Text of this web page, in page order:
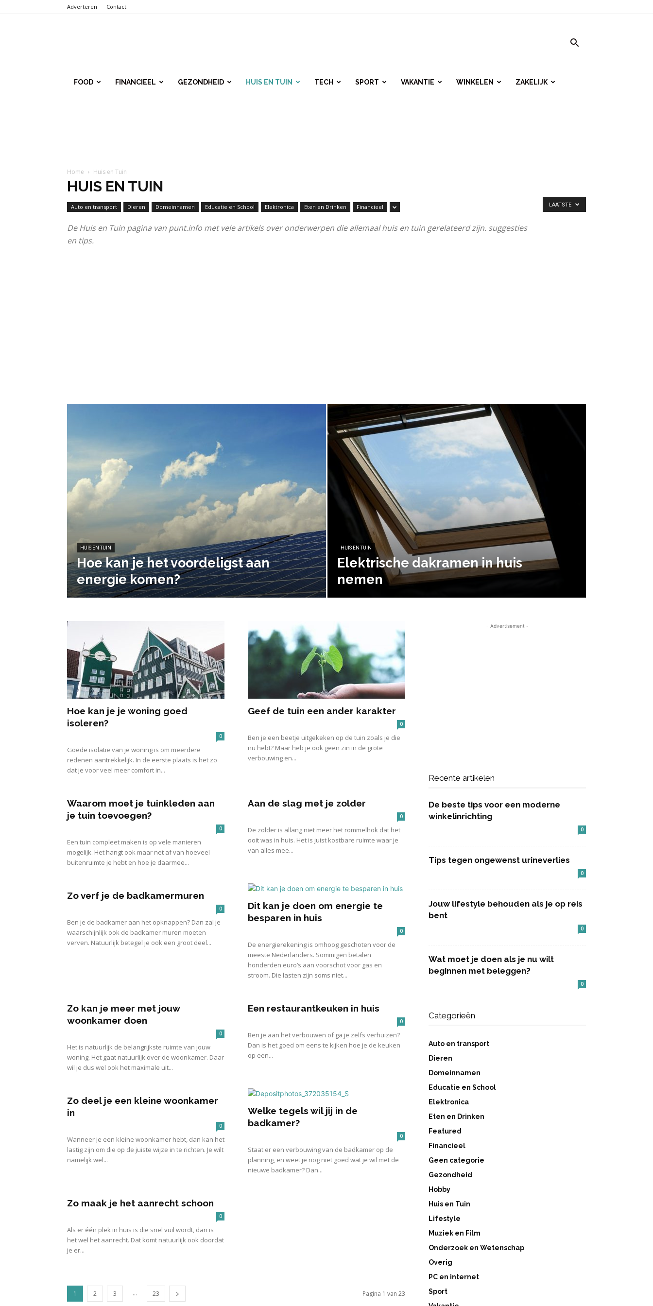
Adverteren Contact
FOOD FINANCIEEL GEZONDHEID HUIS EN TUIN TECH SPORT VAKANTIE WINKELEN ZAKELIJK
Home Huis en Tuin
HUIS EN TUIN
Auto en transport Dieren Domeinnamen Educatie en School Elektronica Eten en Drinken Financieel
De Huis en Tuin pagina van punt.info met vele artikels over onderwerpen die allemaal huis en tuin gerelateerd zijn. suggesties
en tips.
LAATSTE
HUIS EN TUIN
Hoe kan je het voordeligst aan
energie komen?
HUIS EN TUIN
Elektrische dakramen in huis
nemen
Hoe kan je je woning goed
isoleren?
0
Goede isolatie van je woning is om meerdere
redenen aantrekkelijk. In de eerste plaats is het zo
dat je voor veel meer comfort in...
Geef de tuin een ander karakter
0
Ben je een beetje uitgekeken op de tuin zoals je die
nu hebt? Maar heb je ook geen zin in de grote
verbouwing en...
Waarom moet je tuinkleden aan
je tuin toevoegen?
0
Een tuin compleet maken is op vele manieren
mogelijk. Het hangt ook maar net af van hoeveel
buitenruimte je hebt en hoe je daarmee...
Aan de slag met je zolder
0
De zolder is allang niet meer het rommelhok dat het
ooit was in huis. Het is juist kostbare ruimte waar je
van alles mee...
Zo verf je de badkamermuren
0
Ben je de badkamer aan het opknappen? Dan zal je
waarschijnlijk ook de badkamer muren moeten
verven. Natuurlijk betegel je ook een groot deel...
Dit kan je doen om energie te
besparen in huis
0
De energierekening is omhoog geschoten voor de
meeste Nederlanders. Sommigen betalen
honderden euro’s aan voorschot voor gas en
stroom. Die lasten zijn soms niet...
Zo kan je meer met jouw
woonkamer doen
0
Het is natuurlijk de belangrijkste ruimte van jouw
woning. Het gaat natuurlijk over de woonkamer. Daar
wil je dus wel ook het maximale uit...
Een restaurantkeuken in huis
0
Ben je aan het verbouwen of ga je zelfs verhuizen?
Dan is het goed om eens te kijken hoe je de keuken
op een...
Zo deel je een kleine woonkamer
in
0
Wanneer je een kleine woonkamer hebt, dan kan het
lastig zijn om die op de juiste wijze in te richten. Je wilt
namelijk wel...
Welke tegels wil jij in de
badkamer?
0
Staat er een verbouwing van de badkamer op de
planning, en weet je nog niet goed wat je wil met de
nieuwe badkamer? Dan...
Zo maak je het aanrecht schoon
0
Als er één plek in huis is die snel vuil wordt, dan is
het wel het aanrecht. Dat komt natuurlijk ook doordat
je er...
1 2 3 ... 23 Pagina 1 van 23
- Advertisement -
Recente artikelen
De beste tips voor een moderne
winkelinrichting
0
Tips tegen ongewenst urineverlies
0
Jouw lifestyle behouden als je op reis
bent
0
Wat moet je doen als je nu wilt
beginnen met beleggen?
0
Categorieën
Auto en transport
Dieren
Domeinnamen
Educatie en School
Elektronica
Eten en Drinken
Featured
Financieel
Geen categorie
Gezondheid
Hobby
Huis en Tuin
Lifestyle
Muziek en Film
Onderzoek en Wetenschap
Overig
PC en internet
Sport